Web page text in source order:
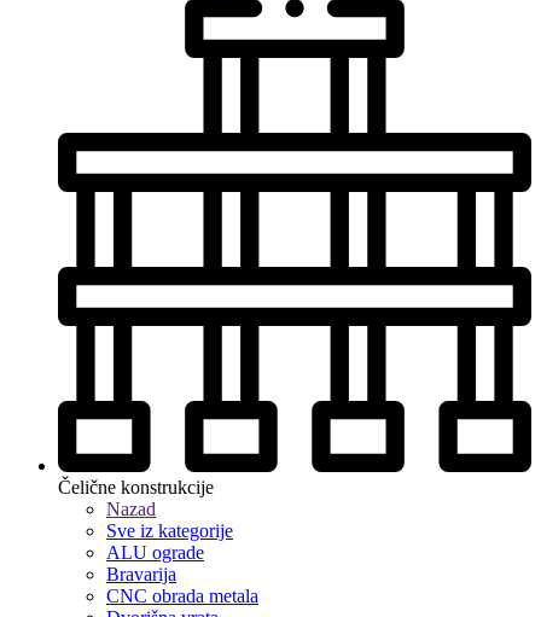
Čelične konstrukcije
Nazad
Sve iz kategorije
ALU ograde
Bravarija
CNC obrada metala